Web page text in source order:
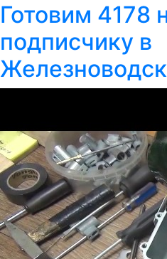
Готовим 4178
подписчику в
Железноводск